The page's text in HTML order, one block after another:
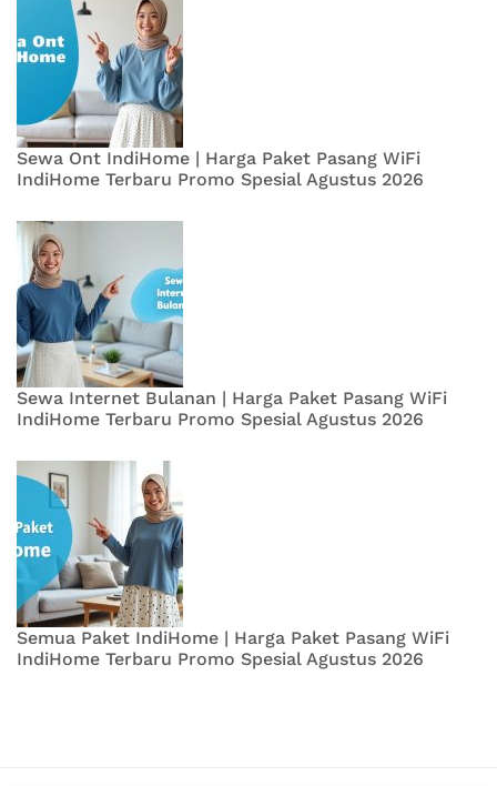
Sewa Ont IndiHome | Harga Paket Pasang WiFi
IndiHome Terbaru Promo Spesial Agustus 2026
Sewa Internet Bulanan | Harga Paket Pasang WiFi
IndiHome Terbaru Promo Spesial Agustus 2026
Semua Paket IndiHome | Harga Paket Pasang WiFi
IndiHome Terbaru Promo Spesial Agustus 2026